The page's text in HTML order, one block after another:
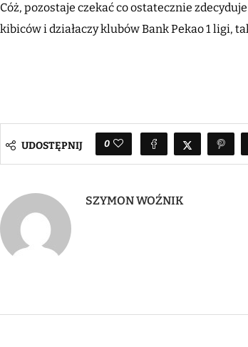
Cóż, pozostaje czekać co ostatecznie
kibiców i działaczy klubów Bank Pekao 1 ligi,
UDOSTĘPNIJ 0
SZYMON WOŹNIK